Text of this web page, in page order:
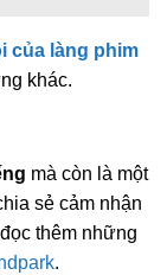
của làng phim
khác.
mà còn là một
sẻ cảm nhận
thêm những
.